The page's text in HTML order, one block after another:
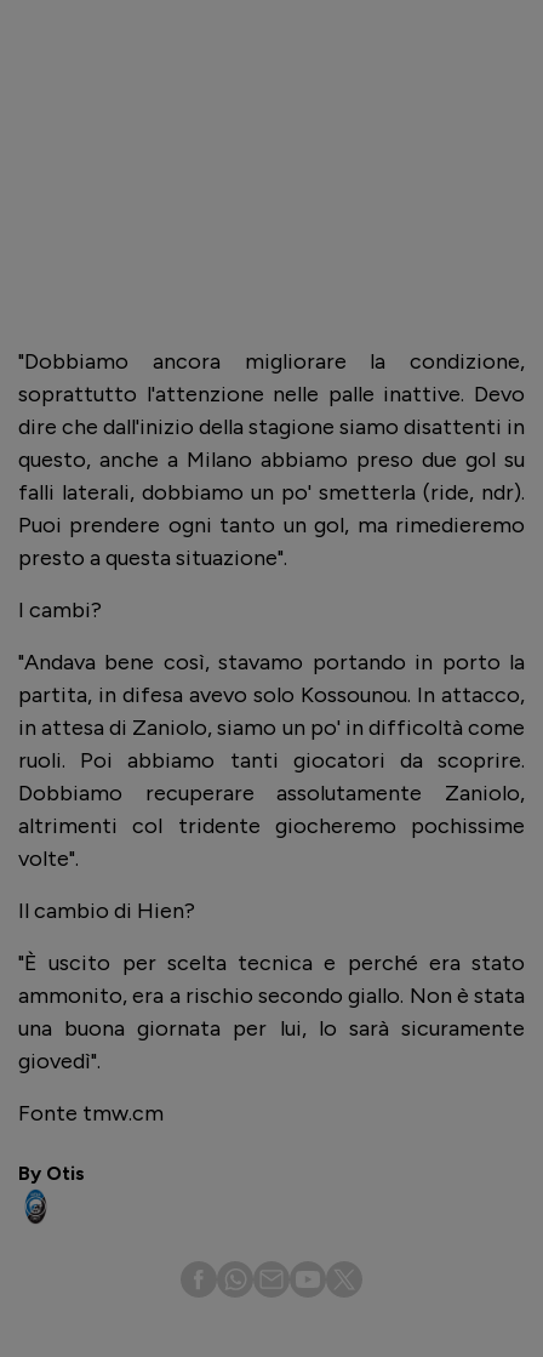
"Dobbiamo ancora migliorare la condizione,
soprattutto l'attenzione nelle palle inattive. Devo
dire che dall'inizio della stagione siamo disattenti in
questo, anche a Milano abbiamo preso due gol su
falli laterali, dobbiamo un po' smetterla (ride, ndr).
Puoi prendere ogni tanto un gol, ma rimedieremo
presto a questa situazione".
I cambi?
"Andava bene così, stavamo portando in porto la
partita, in difesa avevo solo Kossounou. In attacco,
in attesa di Zaniolo, siamo un po' in difficoltà come
ruoli. Poi abbiamo tanti giocatori da scoprire.
Dobbiamo recuperare assolutamente Zaniolo,
altrimenti col tridente giocheremo pochissime
volte".
Il cambio di Hien?
"È uscito per scelta tecnica e perché era stato
ammonito, era a rischio secondo giallo. Non è stata
una buona giornata per lui, lo sarà sicuramente
giovedì".
Fonte tmw.cm
By Otis